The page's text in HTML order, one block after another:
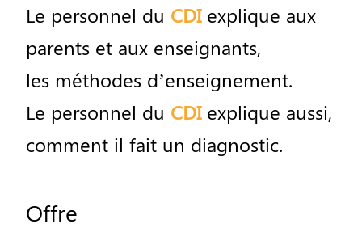
Le personnel du CDI explique aux
parents et aux enseignants,
les méthodes d’enseignement.
Le personnel du CDI explique aussi,
comment il fait un diagnostic.
Offre